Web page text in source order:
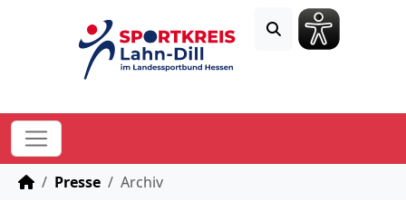
STARTSEITE
Presse Archiv